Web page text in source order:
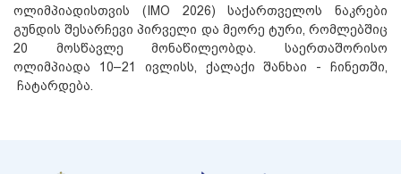
ოლიმპიადისთვის (IMO 2026) საქართველოს ნაკრები
გუნდის შესარჩევი პირველი და მეორე ტური, რომლებშიც
20 მოსწავლე მონაწილეობდა. საერთაშორისო
ოლიმპიადა 10–21 ივლისს, ქალაქი შანხაი - ჩინეთში,
ჩატარდება.